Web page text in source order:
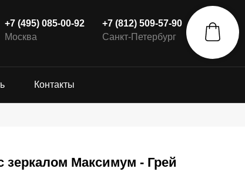
+7 (495) 085-00-92
Москва
+7 (812) 509-57-90
Санкт-Петербург
Контакты
зеркалом Максимум - Грей